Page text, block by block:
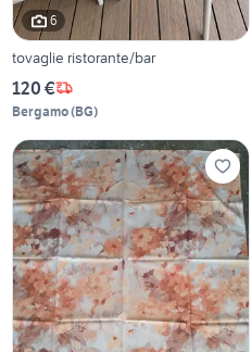
6
tovaglie ristorante/bar
120 €
Bergamo(BG)